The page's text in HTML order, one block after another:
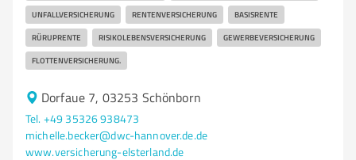
UNFALLVERSICHERUNG RENTENVERSICHERUNG BASISRENTE
RÜRUPRENTE RISIKOLEBENSVERSICHERUNG GEWERBEVERSICHERUNG
FLOTTENVERSICHERUNG.
Dorfaue 7, 03253 Schönborn
Tel. +49 35326 938473
michelle.becker@dwc-hannover.de.de
www.versicherung-elsterland.de